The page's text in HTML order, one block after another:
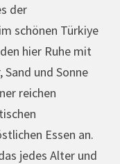
der
schönen Türkiye
hier Ruhe mit
und Sonne
reichen
Essen an.
jedes Alter und